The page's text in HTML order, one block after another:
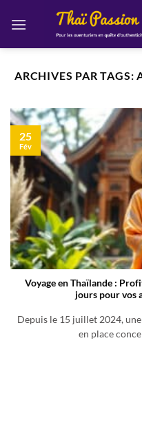
ARCHIVES PAR TAGS:
Voyage en Thaïlande :
jours pour vos
Depuis le 15 juillet 2024,
en place
25
Fév